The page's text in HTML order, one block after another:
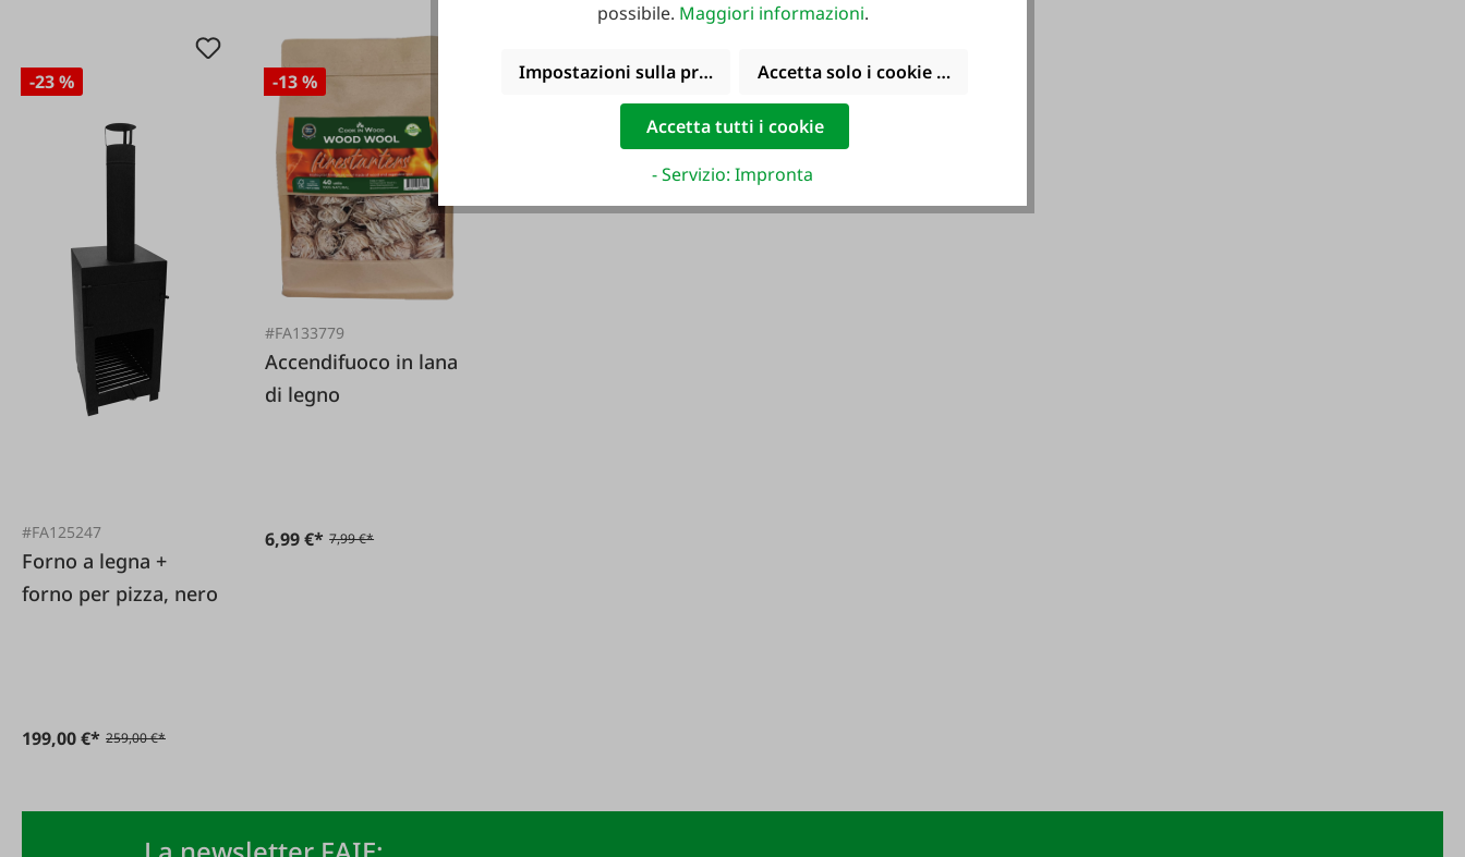
-23 %
#FA125247
Forno a legna +
forno per pizza, nero
199,00 €* 259,00 €*
-13 %
#FA133779
Accendifuoco in lana
di legno
6,99 €* 7,99 €*
possibile. Maggiori informazioni.
Impostazioni sulla privacy Accetta solo i cookie funzionali
Accetta tutti i cookie
- Servizio: Impronta